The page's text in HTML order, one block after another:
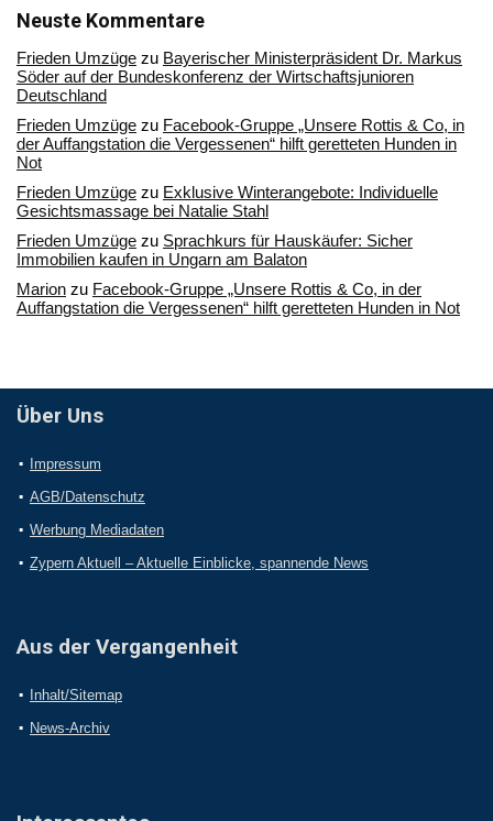
Archiv
Neuste Kommentare
Frieden Umzüge zu Bayerischer Ministerpräsident Dr. Markus
Söder auf der Bundeskonferenz der Wirtschaftsjunioren
Deutschland
Frieden Umzüge zu Facebook-Gruppe „Unsere Rottis & Co, in
der Auffangstation die Vergessenen“ hilft geretteten Hunden in
Not
Frieden Umzüge zu Exklusive Winterangebote: Individuelle
Gesichtsmassage bei Natalie Stahl
Frieden Umzüge zu Sprachkurs für Hauskäufer: Sicher
Immobilien kaufen in Ungarn am Balaton
Marion zu Facebook-Gruppe „Unsere Rottis & Co, in der
Auffangstation die Vergessenen“ hilft geretteten Hunden in Not
Über Uns
Impressum
AGB/Datenschutz
Werbung Mediadaten
Zypern Aktuell – Aktuelle Einblicke, spannende News
Aus der Vergangenheit
Inhalt/Sitemap
News-Archiv